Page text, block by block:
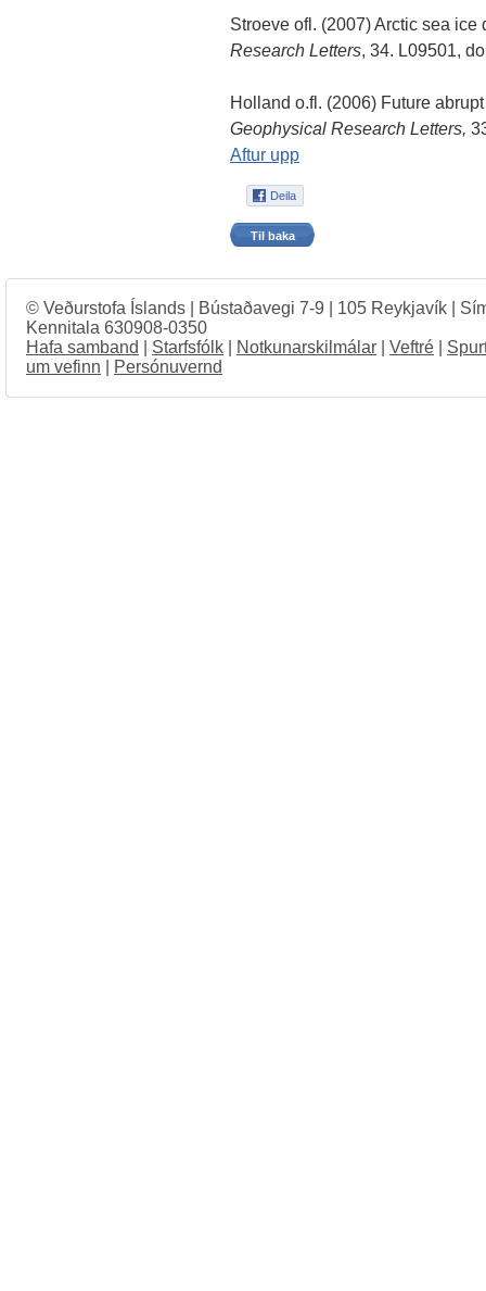
Stroeve ofl. (2007) Arctic sea
Research Letters , 34. L09501,
Holland o.fl. (2006) Future
Geophysical Research Letters,
Aftur upp
Til baka
© Veðurstofa Íslands | Bústaðavegi 7-9 | 105 Reykjavík |
Kennitala 630908-0350
Hafa samband
Starfsfólk Notkunarskilmálar Veftré
um vefinn
Persónuvernd